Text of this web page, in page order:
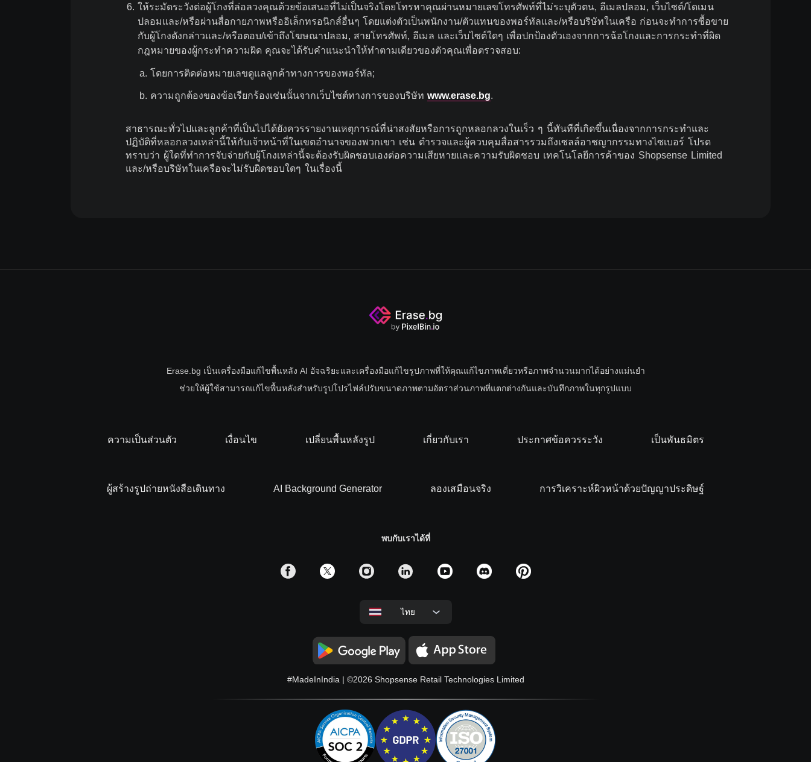
6. ให้ระมัดระวังต่อผู้โกงที่ล่อลวงคุณด้วยข้อเสนอที่ไม่เป็นจริงโดยโทรหาคุณผ่านหมายเลขโทรศัพท์ที่ไม่ระบุตัวตน, อีเมลปลอม, เว็บไซต์/โดเมน
ปลอมและ/หรือผ่านสื่อกายภาพหรืออิเล็กทรอนิกส์อื่นๆ โดยแต่งตัวเป็นพนักงาน/ตัวแทนของพอร์ทัลและ/หรือบริษัทในเครือ ก่อนจะทำการซื้อขาย
กับผู้โกงดังกล่าวและ/หรือตอบ/เข้าถึงโฆษณาปลอม, สายโทรศัพท์, อีเมล และเว็บไซต์ใดๆ เพื่อปกป้องตัวเองจากการฉ้อโกงและการกระทำที่ผิด
กฎหมายของผู้กระทำความผิด คุณจะได้รับคำแนะนำให้ทำตามเดียวของตัวคุณเพื่อตรวจสอบ:
a. โดยการติดต่อหมายเลขดูแลลูกค้าทางการของพอร์ทัล;
b. ความถูกต้องของข้อเรียกร้องเช่นนั้นจากเว็บไซต์ทางการของบริษัท www.erase.bg.
สาธารณะทั่วไปและลูกค้าที่เป็นไปได้ยังควรรายงานเหตุการณ์ที่น่าสงสัยหรือการถูกหลอกลวงในเร็ว ๆ นี้ทันทีที่เกิดขึ้นเนื่องจากการกระทำและ
ปฏิบัติที่หลอกลวงเหล่านี้ให้กับเจ้าหน้าที่ในเขตอำนาจของพวกเขา เช่น ตำรวจและผู้ควบคุมสื่อสารรวมถึงเซลล์อาชญากรรมทางไซเบอร์ โปรด
ทราบว่า ผู้ใดที่ทำการจับจ่ายกับผู้โกงเหล่านี้จะต้องรับผิดชอบเองต่อความเสียหายและความรับผิดชอบ เทคโนโลยีการค้าของ Shopsense Limited
และ/หรือบริษัทในเครือจะไม่รับผิดชอบใดๆ ในเรื่องนี้
Erase.bg เป็นเครื่องมือแก้ไขพื้นหลัง AI อัจฉริยะและเครื่องมือแก้ไขรูปภาพที่ให้คุณแก้ไขภาพเดี่ยวหรือภาพจํานวนมากได้อย่างแม่นยํา
ช่วยให้ผู้ใช้สามารถแก้ไขพื้นหลังสําหรับรูปโปรไฟล์ปรับขนาดภาพตามอัตราส่วนภาพที่แตกต่างกันและบันทึกภาพในทุกรูปแบบ
ความเป็นส่วนตัว เงื่อนไข เปลี่ยนพื้นหลังรูป เกี่ยวกับเรา ประกาศข้อควรระวัง เป็นพันธมิตร
ผู้สร้างรูปถ่ายหนังสือเดินทาง AI Background Generator ลองเสมือนจริง การวิเคราะห์ผิวหน้าด้วยปัญญาประดิษฐ์
พบกับเราได้ที่
ไทย
#MadeInIndia | ©2026 Shopsense Retail Technologies Limited